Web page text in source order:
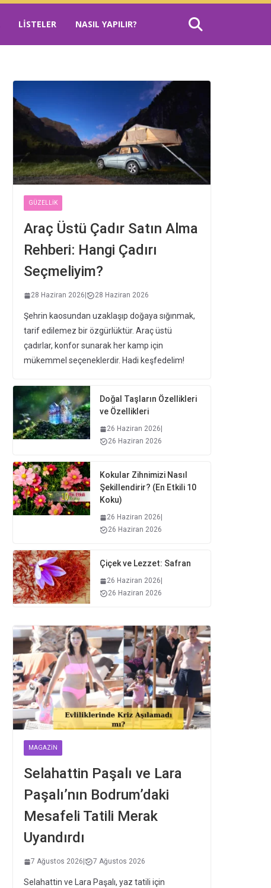
LISTELER NASIL YAPILIR?
GÜZELLIK
Araç Üstü Çadır Satın Alma
Rehberi: Hangi Çadırı
Seçmeliyim?
28 Haziran 2026 28 Haziran 2026
Şehrin kaosundan uzaklaşıp doğaya sığınmak,
tarif edilemez bir özgürlüktür. Araç üstü
çadırlar, konfor sunarak her kamp için
mükemmel seçeneklerdir. Hadi keşfedelim!
Doğal Taşların Özellikleri
ve Özellikleri
26 Haziran 2026
26 Haziran 2026
Kokular Zihnimizi Nasıl
Şekillendirir? (En Etkili 10
Koku)
26 Haziran 2026
26 Haziran 2026
Çiçek ve Lezzet: Safran
26 Haziran 2026
26 Haziran 2026
MAGAZIN
Selahattin Paşalı ve Lara
Paşalı’nın Bodrum’daki
Mesafeli Tatili Merak
Uyandırdı
7 Ağustos 2026 7 Ağustos 2026
Selahattin ve Lara Paşalı, yaz tatili için